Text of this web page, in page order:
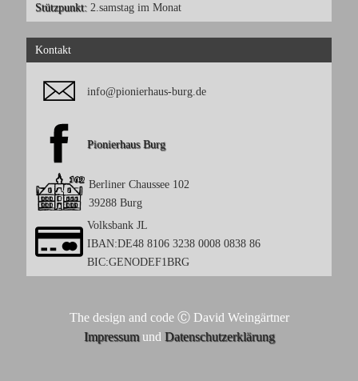
Stützpunkt:2.samstag im Monat
Kontakt
info@pionierhaus-burg.de
Pionierhaus Burg
Berliner Chaussee 102
39288 Burg
Volksbank JL
IBAN:DE48 8106 3238 0008 0838 86
BIC:GENODEF1BRG
The design and code Ⓒ David Weingärtner
Impressumund Datenschutzerklärung